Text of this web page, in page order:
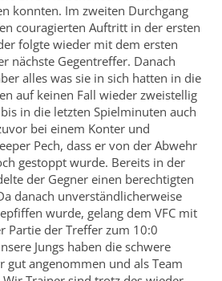
konnten. Im zweiten Durchgang
couragierten Auftritt in der ersten
folgte wieder mit dem ersten
nächste Gegentreffer. Danach
alles was sie in sich hatten in die
auf keinen Fall wieder zweistellig
in die letzten Spielminuten auch
bei einem Konter und
Pech, dass er von der Abwehr
gestoppt wurde. Bereits in der
der Gegner einen berechtigten
danach unverständlicherweise
wurde, gelang dem VFC mit
Partie der Treffer zum 10:0
Jungs haben die schwere
gut angenommen und als Team